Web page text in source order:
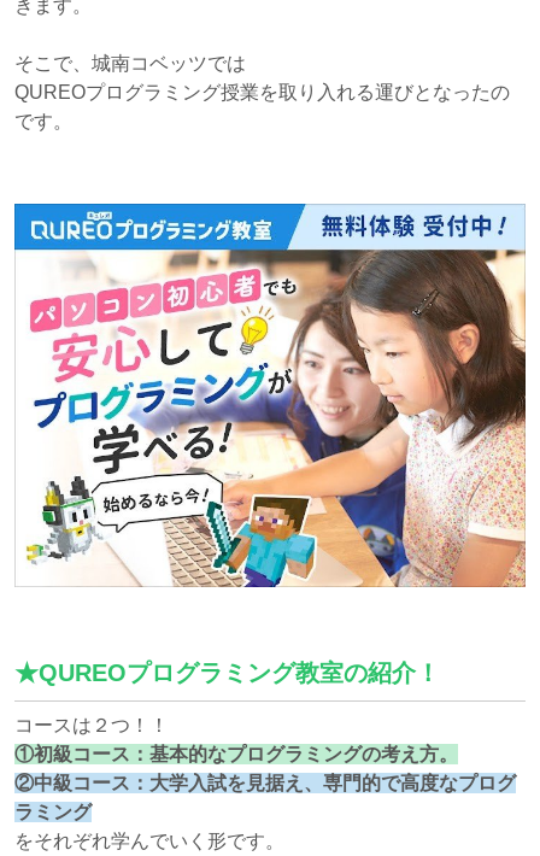
きます。
そこで、城南コベッツでは
QUREOプログラミング授業を取り入れる運びとなったの
です。
★QUREOプログラミング教室の紹介！
コースは２つ！！
①初級コース：基本的なプログラミングの考え方。
②中級コース：大学入試を見据え、専門的で高度なプログ
ラミング
をそれぞれ学んでいく形です。